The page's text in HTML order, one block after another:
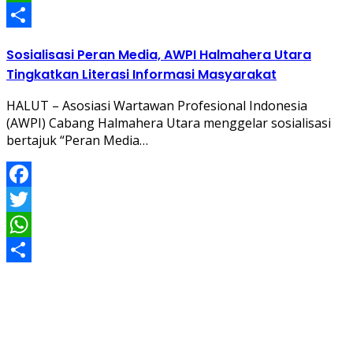
WhatsApp
Sosialisasi Peran Media, AWPI Halmahera Utara
Tingkatkan Literasi Informasi Masyarakat
HALUT – Asosiasi Wartawan Profesional Indonesia
(AWPI) Cabang Halmahera Utara menggelar sosialisasi
bertajuk “Peran Media…
Facebook
Twitter
WhatsApp